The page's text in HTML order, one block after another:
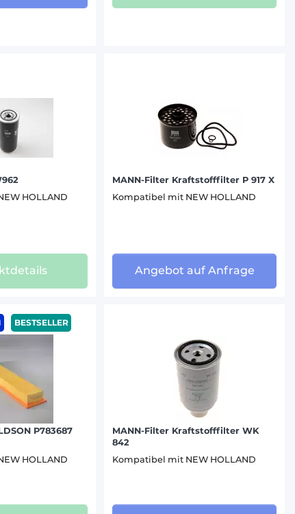
HOLLAND
MANN-Filter Kraftstofffilter P 917 X
Kompatibel mit NEW HOLLAND
Angebot auf Anfrage
BESTSELLER
P783687
HOLLAND
MANN-Filter Kraftstofffilter WK
842
Kompatibel mit NEW HOLLAND